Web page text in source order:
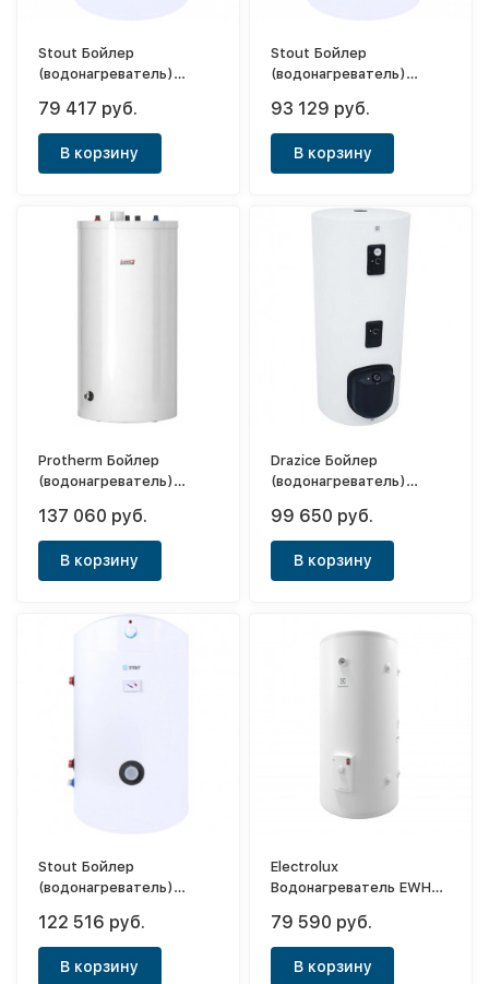
Stout Бойлер
(водонагреватель)
(напольный)
79 417 руб.
В корзину
Stout Бойлер
(водонагреватель)
косвенного нагрева 200
(напольный), ТЭН 3 кВт
93 129 руб.
В корзину
Protherm Бойлер
(водонагреватель)
200/6 BM
137 060 руб.
В корзину
Drazice Бойлер
(водонагреватель)
OKCE 200 NTR/2,2kW
99 650 руб.
В корзину
Stout Бойлер
(водонагреватель)
нагрева 300 л
(напольный)
122 516 руб.
В корзину
Electrolux
Водонагреватель EWH
79 590 руб.
В корзину